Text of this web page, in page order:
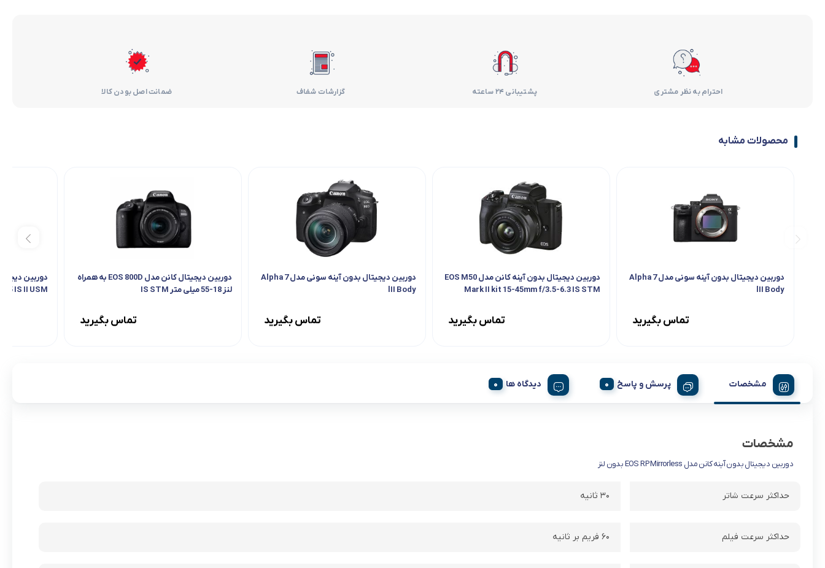
گوشتکوب برقی
همزن
هود
احترام به نظر مشتری پشتیبانی 24 ساعته گزارشات شفاف ضمانت اصل بودن کالا
محصولات مشابه
دوربین دیجیتال بدون آینه سونی مدل Alpha 7
lII Body
تماس بگیرید
دوربین دیجیتال بدون آینه کانن مدل EOS M50
Mark II kit 15-45mm f/3.5-6.3 IS STM
تماس بگیرید
دوربین دیجیتال بدون آینه سونی مدل Alpha 7
lII Body
تماس بگیرید
دوربین دیجیتال کانن مدل EOS 800D به همراه
لنز 18-55 میلی متر IS STM
تماس بگیرید
IS II USM
مشخصات پرسش و پاسخ دیدگاه ها
مشخصات
دوربین دیجیتال بدون آینه کانن مدل EOS RP Mirrorless بدون لنز
حداکثر سرعت شاتر ۳۰ ثانیه
حداکثر سرعت فیلم ۶۰ فریم بر ثانیه